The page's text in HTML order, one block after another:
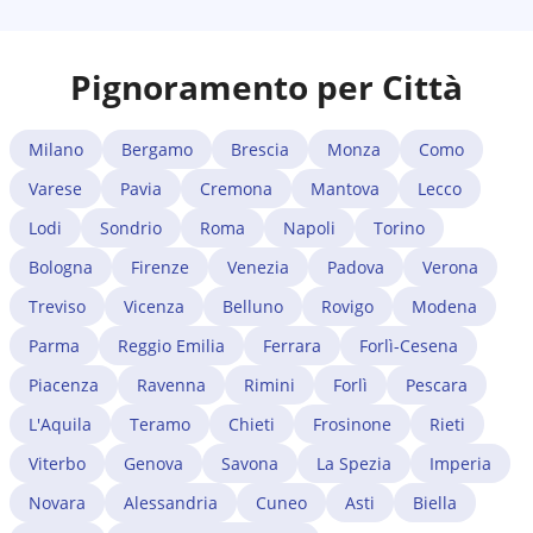
Pignoramento per Città
Milano Bergamo Brescia Monza
Como
Varese
Pavia Cremona Mantova
Lecco
Lodi
Sondrio Roma Napoli
Torino
Bologna
Firenze Venezia Padova
Verona
Treviso
Vicenza Belluno Rovigo
Modena
Parma
Reggio Emilia Ferrara
Forlì-Cesena
Piacenza
Ravenna Rimini Forlì
Pescara
L'Aquila
Teramo Chieti Frosinone
Rieti
Viterbo
Genova Savona La Spezia
Imperia
Novara
Alessandria Cuneo Asti
Biella